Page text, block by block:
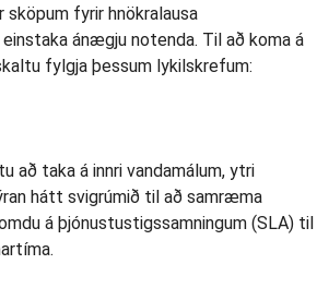
fyrir hnökralausa
ánægju notenda. Til að koma á
fylgja þessum lykilskrefum:
að taka á innri vandamálum, ytri
hátt svigrúmið til að samræma
á þjónustustigssamningum (SLA) til